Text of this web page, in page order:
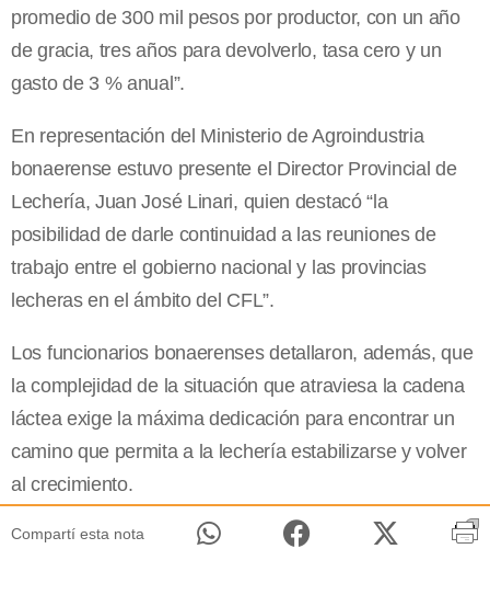
promedio de 300 mil pesos por productor, con un año
de gracia, tres años para devolverlo, tasa cero y un
gasto de 3 % anual”.
En representación del Ministerio de Agroindustria
bonaerense estuvo presente el Director Provincial de
Lechería, Juan José Linari, quien destacó “la
posibilidad de darle continuidad a las reuniones de
trabajo entre el gobierno nacional y las provincias
lecheras en el ámbito del CFL”.
Los funcionarios bonaerenses detallaron, además, que
la complejidad de la situación que atraviesa la cadena
láctea exige la máxima dedicación para encontrar un
camino que permita a la lechería estabilizarse y volver
al crecimiento.
Compartí esta nota